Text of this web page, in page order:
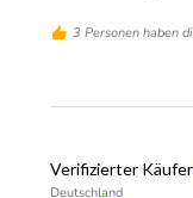
3 Personen haben
Verifizierter Käufer
Deutschland